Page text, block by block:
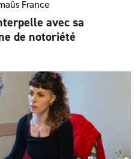
France
avec sa
de notoriété